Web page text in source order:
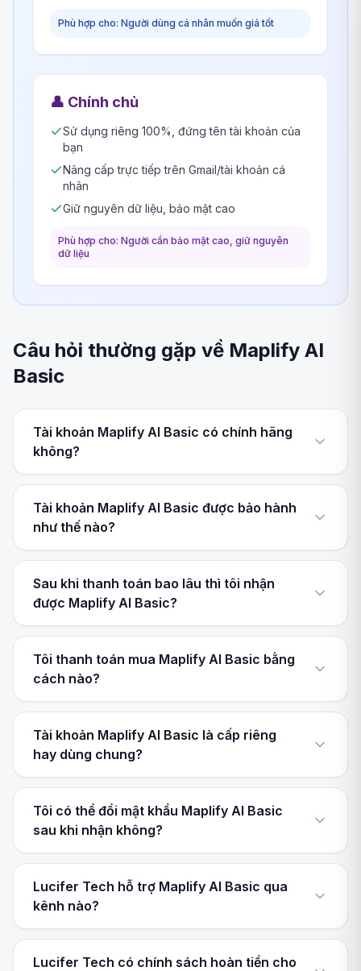
Phù hợp cho: Người dùng cá nhân muốn giá tốt
👤 Chính chủ
Sử dụng riêng 100%, đứng tên tài khoản của
bạn
Nâng cấp trực tiếp trên Gmail/tài khoản cá
nhân
Giữ nguyên dữ liệu, bảo mật cao
Phù hợp cho: Người cần bảo mật cao, giữ nguyên
dữ liệu
Câu hỏi thường gặp về Maplify AI
Basic
Tài khoản Maplify AI Basic có chính hãng
không?
Tài khoản Maplify AI Basic được bảo hành
như thế nào?
Sau khi thanh toán bao lâu thì tôi nhận
được Maplify AI Basic?
Tôi thanh toán mua Maplify AI Basic bằng
cách nào?
Tài khoản Maplify AI Basic là cấp riêng
hay dùng chung?
Tôi có thể đổi mật khẩu Maplify AI Basic
sau khi nhận không?
Lucifer Tech hỗ trợ Maplify AI Basic qua
kênh nào?
Lucifer Tech có chính sách hoàn tiền cho